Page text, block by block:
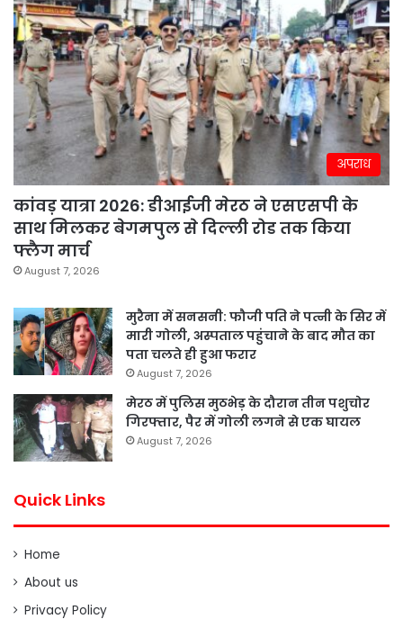
अपराध
कांवड़ यात्रा 2026: डीआईजी मेरठ ने एसएसपी के
साथ मिलकर बेगमपुल से दिल्ली रोड तक किया
फ्लैग मार्च
August 7, 2026
मुरैना में सनसनी: फौजी पति ने पत्नी के सिर में
मारी गोली, अस्पताल पहुंचाने के बाद मौत का
पता चलते ही हुआ फरार
August 7, 2026
मेरठ में पुलिस मुठभेड़ के दौरान तीन पशुचोर
गिरफ्तार, पैर में गोली लगने से एक घायल
August 7, 2026
Quick Links
Home
About us
Privacy Policy